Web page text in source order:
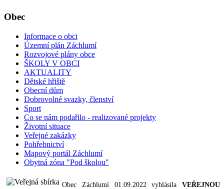
Obec
Informace o obci
Územní plán Záchlumí
Rozvojové plány obce
ŠKOLY V OBCI
AKTUALITY
Dětské hřiště
Obecní dům
Dobrovolné svazky, členství
Sport
Co se nám podařilo - realizované projekty
Životní situace
Veřejné zakázky
Pohřebnictví
Mapový portál Záchlumí
Obytná zóna "Pod školou"
Obec Záchlumí 01.09.2022 vyhlásila VEŘEJNOU